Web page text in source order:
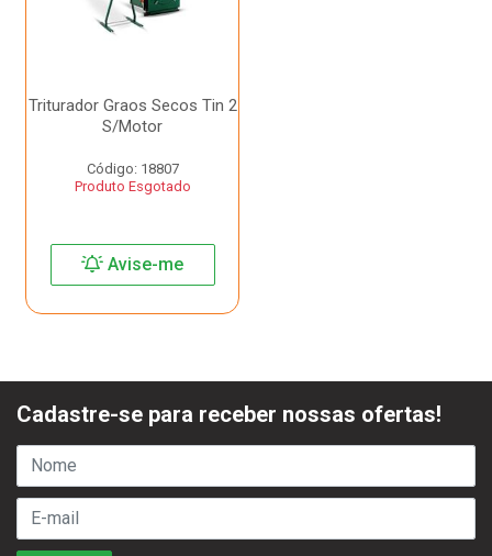
Triturador Graos Secos Tin 2
S/Motor
Código: 18807
Produto Esgotado
Avise-me
Cadastre-se para receber nossas ofertas!